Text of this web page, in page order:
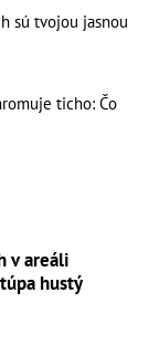
sú tvojou jasnou
ticho: Čo
v areáli
hustý